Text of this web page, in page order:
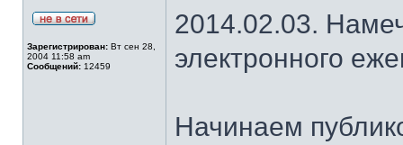
Зарегистрирован: Вт сен 28,
2004 11:58 am
Сообщений: 12459
2014.02.03.
электронного
Начинаем